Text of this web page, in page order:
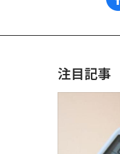
注目記事